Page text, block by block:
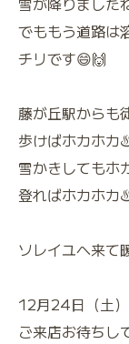
でももう道路は
チリです😄🙌
藤が丘駅からも
歩けばホカホカ
雪かきしてもホ
登ればホカホカ
ソレイユへ来て
12月24日（土
ご来店お待ちし